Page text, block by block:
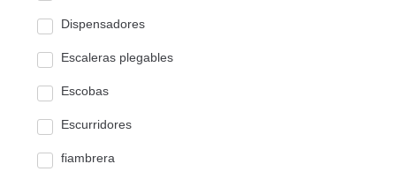
Dispensadores
Escaleras plegables
Escobas
Escurridores
fiambrera